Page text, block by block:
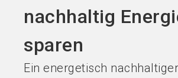
nachhaltig
sparen
Ein energetisch